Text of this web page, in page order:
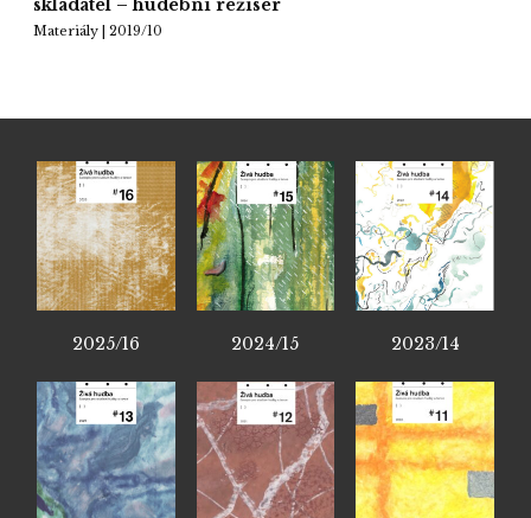
skladatel – hudební režisér
Materiály | 2019/10
2025/16 2024/15 2023/14